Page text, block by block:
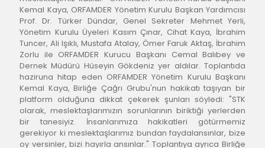
Kemal Kaya, ORFAMDER Yönetim Kurulu Başkan Yardımcısı
Prof. Dr. Türker Dündar, Genel Sekreter Mehmet Yerli,
Yönetim Kurulu Üyeleri Kasım Çınar, Cihat Kaya, İbrahim
Tuncer, Ali Işıklı, Mustafa Atalay, Ömer Faruk Aktaş, İbrahim
Zorlu ile ORFAMDER Kurucu Başkanı Cemal Balıbey ve
Dernek Müdürü Hüseyin Gökdeniz yer aldılar. Toplantıda
haziruna hitap eden ORFAMDER Yönetim Kurulu Başkanı
Kemal Kaya, Birliğe Çağrı Grubu'nun hakikatı taşıyan bir
platform olduğuna dikkat çekerek şunları söyledi: "STK
olarak, meslektaşlarımızın sorunlarının biriktiği yerlerden
bir tanesiyiz. İnsanlarımıza hakikatleri götürmemiz
gerekiyor ki meslektaşlarımız bundan faydalansınlar, bize
oy versinler, bizi hayırla ansınlar." Toplantıya ayrıca Birliğe